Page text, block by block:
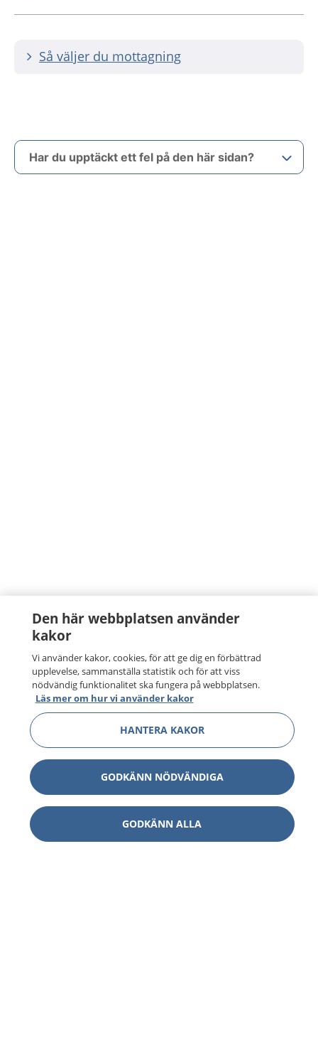
Så väljer du mottagning
Har du upptäckt ett fel på den här sidan?
1177–tryggt om din hälsa och vård
Den här webbplatsen använder
kakor
Vi använder kakor, cookies, för att ge dig en förbättrad
upplevelse, sammanställa statistik och för att viss
nödvändig funktionalitet ska fungera på webbplatsen.
Läs mer om hur vi använder kakor
HANTERA KAKOR
GODKÄNN NÖDVÄNDIGA
GODKÄNN ALLA